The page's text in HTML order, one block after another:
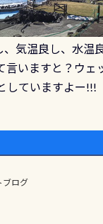
、気温良し、水
言いますと？ウ
していますよー!!!
ブログ